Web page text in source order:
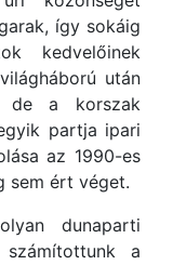
így sokáig
kedvelőinek
után
de a korszak
partja ipari
az 1990-es
sem ért véget.
dunaparti
a